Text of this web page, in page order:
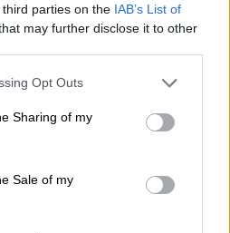
parties on the IAB’s List of
may further disclose it to other
Opt Outs
Sharing of my
Sale of my
ΝΤΥΝΑΝ»